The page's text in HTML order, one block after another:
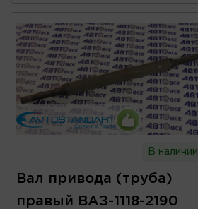
В наличии
Вал привода (труба)
правый ВАЗ-1118-2190